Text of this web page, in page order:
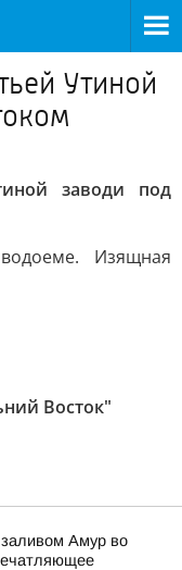
Утиной
заводи под
Изящная
Восток"
Амур во